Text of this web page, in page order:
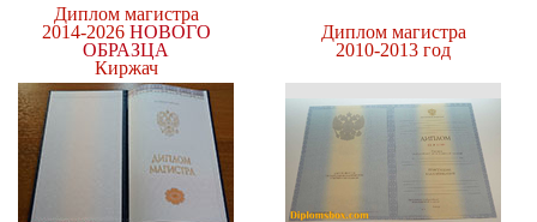
Диплом магистра
2014-2026 НОВОГО
ОБРАЗЦА
Киржач
Диплом магистра
2010-2013 год